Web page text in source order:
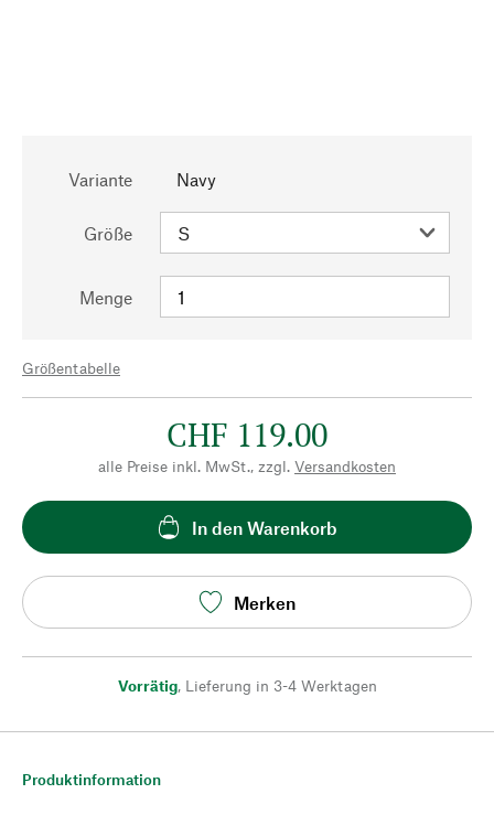
Variante Navy
Größe
Menge
Größentabelle
CHF 119.00
alle Preise inkl. MwSt., zzgl. Versandkosten
In den Warenkorb
Merken
Vorrätig, Lieferung in 3-4 Werktagen
Produktinformation